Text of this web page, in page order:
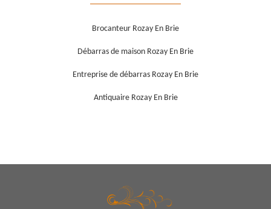
Brocanteur Rozay En Brie
Débarras de maison Rozay En Brie
Entreprise de débarras Rozay En Brie
Antiquaire Rozay En Brie